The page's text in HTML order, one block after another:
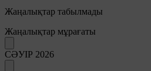
Жаңалықтар табылмады
Жаңалықтар мұрағаты
СӘУІР 2026